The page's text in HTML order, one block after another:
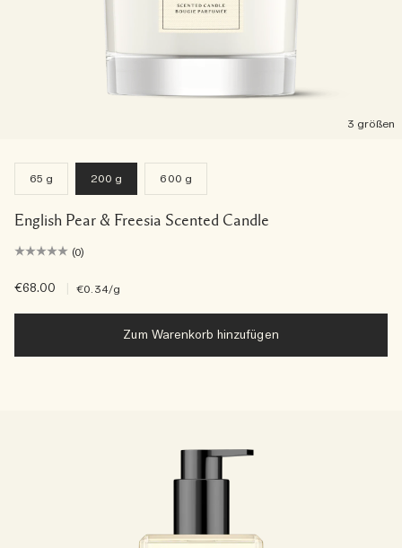
3 größen
65 g 200 g 600 g
English Pear & Freesia Scented Candle
(0)
€68.00 €0.34/g
Zum Warenkorb hinzufügen